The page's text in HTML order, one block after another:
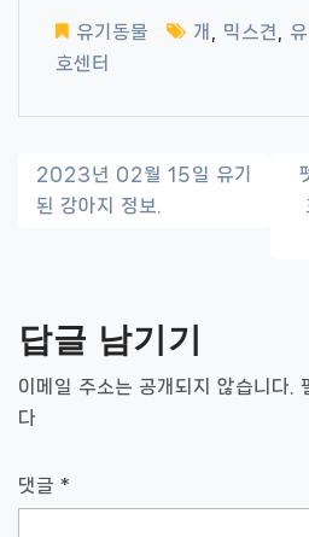
유기동물 개 믹스견
호센터
글
내
게
이
션
2023년 02월 15일 유기
된 강아지 정보.
답글 남기기
이메일 주소는 공개되지 않습니다.
다
댓글 *